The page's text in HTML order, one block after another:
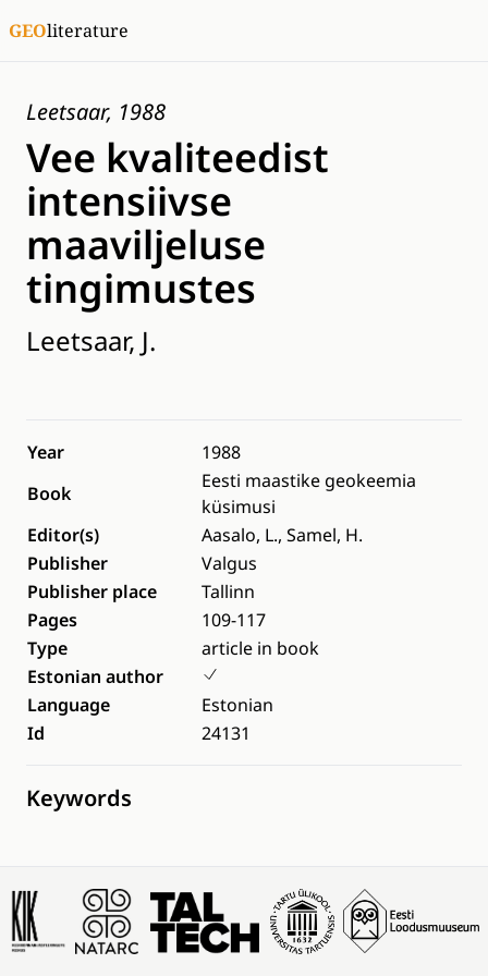
GEOliterature
Leetsaar, 1988
Vee kvaliteedist
intensiivse
maaviljeluse
tingimustes
Leetsaar, J.
Year
1988
Book
Eesti maastike geokeemia
küsimusi
Editor(s)
Aasalo, L., Samel, H.
Publisher
Valgus
Publisher place
Tallinn
Pages
109-117
Type
article in book
Estonian author
Language
Estonian
Id
24131
Keywords